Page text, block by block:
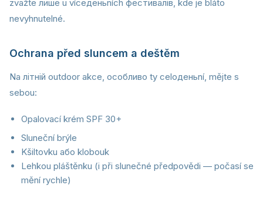
zvažte лише u víceденьních фестивалів, kde je bláto
nevyhnutelné.
Ochrana před sluncem a deštěm
Na літній outdoor akce, особливо ty celoденьní, mějte s
sebou:
Opalovací krém SPF 30+
Sluneční brýle
Kšiltovku або klobouk
Lehkou pláštěnku (i při slunečné předpovědi — počasí se
mění rychle)